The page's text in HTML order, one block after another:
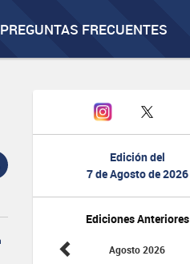
PREGUNTAS FRECUENTES
Edición del
7 de Agosto de 2026
Ediciones Anteriores
Agosto 2026